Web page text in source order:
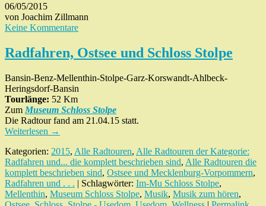
06/05/2015
von Joachim Zillmann
Keine Kommentare
Radfahren, Ostsee und Schloss Stolpe
Bansin-Benz-Mellenthin-Stolpe-Garz-Korswandt-Ahlbeck-
Heringsdorf-Bansin
Tourlänge: 52 Km
Zum Museum Schloss Stolpe
Die Radtour fand am 21.04.15 statt.
Weiterlesen →
Kategorien: 2015, Alle Radtouren, Alle Radtouren der Kategorie:
Radfahren und... die komplett beschrieben sind, Alle Radtouren die
komplett beschrieben sind, Ostsee und Mecklenburg-Vorpommern,
Radfahren und . . . | Schlagwörter: Im-Mu Schloss Stolpe,
Mellenthin, Museum Schloss Stolpe, Musik, Musik zum hören,